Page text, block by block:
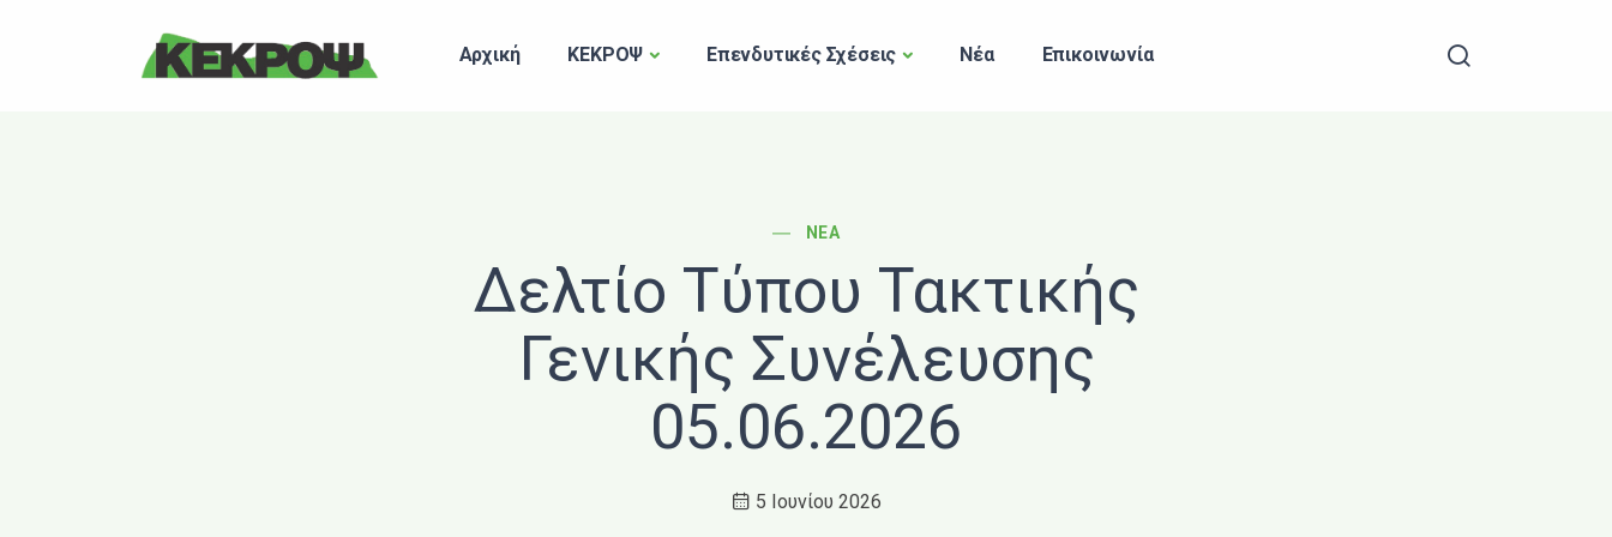
Header Logo Αρχική ΚΕΚΡΟΨ Επενδυτικές Σχέσεις Νέα Επικοινωνία Search
POST CATEGORY
ΝΈΑ
Δελτίο Τύπου Τακτικής
Γενικής Συνέλευσης
05.06.2026
5 Ιουνίου 2026